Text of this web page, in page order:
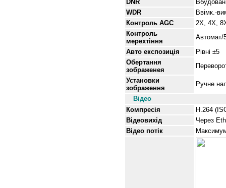
DNR
WDR
Ввімк.-
Контроль AGC
2X, 4X,
Контроль
мерехтіння
Автомат/
Авто експозиція
Рівні ±5
Обертання
зображенея
Установки
зображення
Ручне
Відео
Компресія
H.264
Відеовихід
Через
Відео потік